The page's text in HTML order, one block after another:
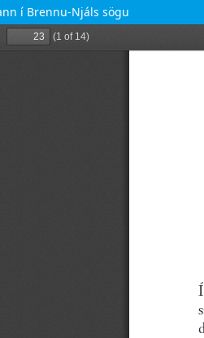
í Brennu-Njáls sögu